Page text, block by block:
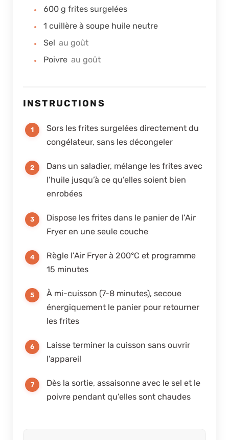
600 g frites surgelées
1 cuillère à soupe huile neutre
Sel au goût
Poivre au goût
INSTRUCTIONS
Sors les frites surgelées directement du
congélateur, sans les décongeler
Dans un saladier, mélange les frites avec
l’huile jusqu’à ce qu’elles soient bien
enrobées
Dispose les frites dans le panier de l’Air
Fryer en une seule couche
Règle l’Air Fryer à 200°C et programme
15 minutes
À mi-cuisson (7-8 minutes), secoue
énergiquement le panier pour retourner
les frites
Laisse terminer la cuisson sans ouvrir
l’appareil
Dès la sortie, assaisonne avec le sel et le
poivre pendant qu’elles sont chaudes